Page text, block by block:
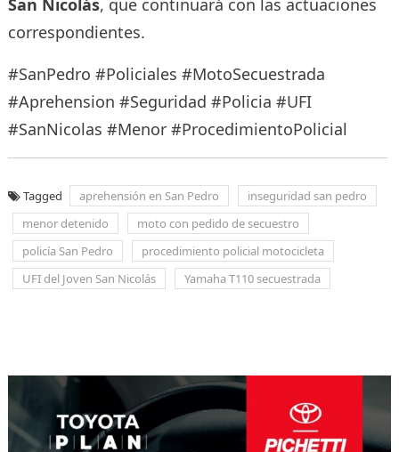
San Nicolás, que continuará con las actuaciones
correspondientes.
#SanPedro #Policiales #MotoSecuestrada
#Aprehension #Seguridad #Policia #UFI
#SanNicolas #Menor #ProcedimientoPolicial
Tagged aprehensión en San Pedro
inseguridad san pedro
menor detenido
moto con pedido de secuestro
policía San Pedro
procedimiento policial motocicleta
UFI del Joven San Nicolás
Yamaha T110 secuestrada
entradas